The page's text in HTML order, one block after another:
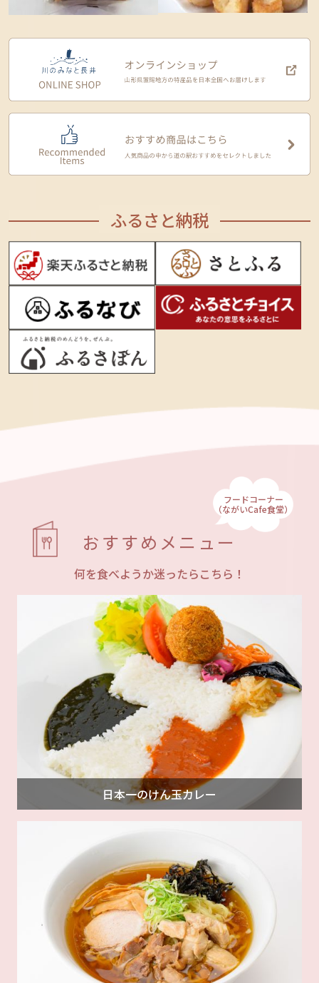
ふるさと納税
フードコーナー
（ながいCafe食堂）
おすすめメニュー
何を食べようか迷ったらこちら！
日本一のけん玉カレー